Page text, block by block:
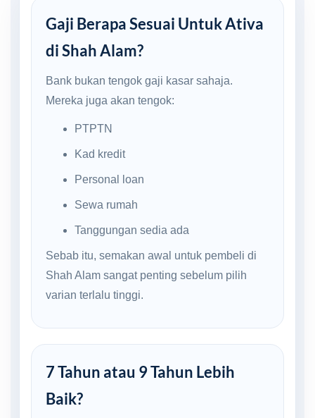
Gaji Berapa Sesuai Untuk Ativa
di Shah Alam?
Bank bukan tengok gaji kasar sahaja.
Mereka juga akan tengok:
PTPTN
Kad kredit
Personal loan
Sewa rumah
Tanggungan sedia ada
Sebab itu, semakan awal untuk pembeli di
Shah Alam sangat penting sebelum pilih
varian terlalu tinggi.
7 Tahun atau 9 Tahun Lebih
Baik?